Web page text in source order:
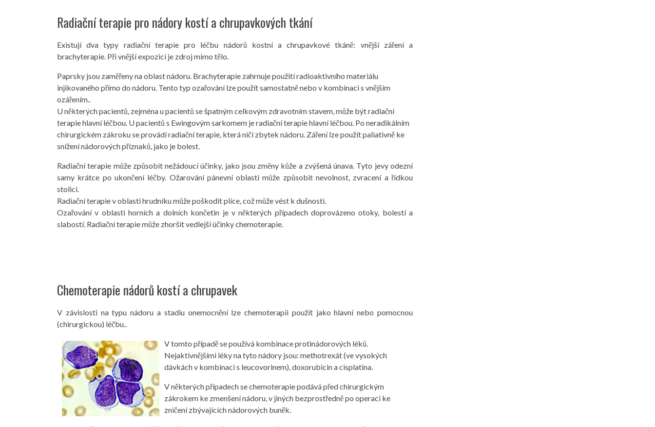
Radiační terapie pro nádory kostí a chrupavkových tkání
Existují dva typy radiační terapie pro léčbu nádorů kostní a chrupavkové tkáně: vnější záření a
brachyterapie. Při vnější expozici je zdroj mimo tělo.
Paprsky jsou zaměřeny na oblast nádoru. Brachyterapie zahrnuje použití radioaktivního materiálu
injikovaného přímo do nádoru. Tento typ ozařování lze použít samostatně nebo v kombinaci s vnějším
ozářením..
U některých pacientů, zejména u pacientů se špatným celkovým zdravotním stavem, může být radiační
terapie hlavní léčbou. U pacientů s Ewingovým sarkomem je radiační terapie hlavní léčbou. Po neradikálním
chirurgickém zákroku se provádí radiační terapie, která ničí zbytek nádoru. Záření lze použít paliativně ke
snížení nádorových příznaků, jako je bolest.
Radiační terapie může způsobit nežádoucí účinky, jako jsou změny kůže a zvýšená únava. Tyto jevy odezní
samy krátce po ukončení léčby. Ožarování pánevní oblasti může způsobit nevolnost, zvracení a řídkou
stolici.
Radiační terapie v oblasti hrudníku může poškodit plíce, což může vést k dušnosti.
Ozařování v oblasti horních a dolních končetin je v některých případech doprovázeno otoky, bolestí a
slabostí. Radiační terapie může zhoršit vedlejší účinky chemoterapie.
Chemoterapie nádorů kostí a chrupavek
V závislosti na typu nádoru a stadiu onemocnění lze chemoterapii použít jako hlavní nebo pomocnou
(chirurgickou) léčbu..
V tomto případě se používá kombinace protinádorových léků.
Nejaktivnějšími léky na tyto nádory jsou: methotrexát (ve vysokých
dávkách v kombinaci s leucovorinem), doxorubicin a cisplatina.
V některých případech se chemoterapie podává před chirurgickým
zákrokem ke zmenšení nádoru, v jiných bezprostředně po operaci ke
zničení zbývajících nádorových buněk.